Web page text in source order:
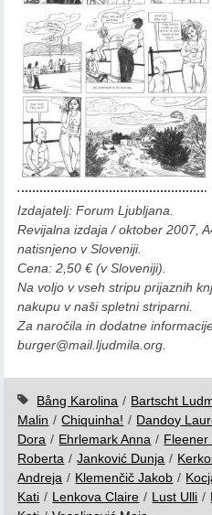
Izdajatelj: Forum Ljubljana.
Revijalna izdaja / oktober 2007,
natisnjeno v Sloveniji.
Cena: 2,50 € (v Sloveniji).
Na voljo v vseh stripu prijaznih
nakupu v naši spletni striparni.
Za naročila in dodatne
burger@mail.ljudmila.org.
Bång Karolina / Bartscht
Malin / Chiquinha! / Dandoy
Dora / Ehrlemark Anna / Fleener
Roberta / Janković Dunja /
Andreja / Klemenčič Jakob /
Kati / Lenkova Claire / Lust Ulli /